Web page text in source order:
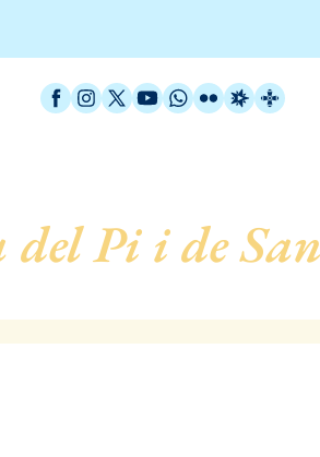
Facebook
Instagram
X / Twitter
YouTube
WhatsApp
FlickrRadio
Pi i de